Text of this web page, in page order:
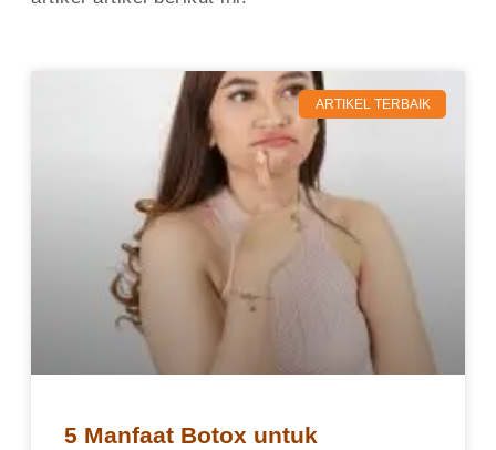
ARTIKEL TERBAIK
5 Manfaat Botox untuk